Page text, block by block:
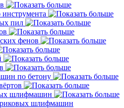
инструмента
пил
фенов
по бетону
шлифмашин
шлифмашин